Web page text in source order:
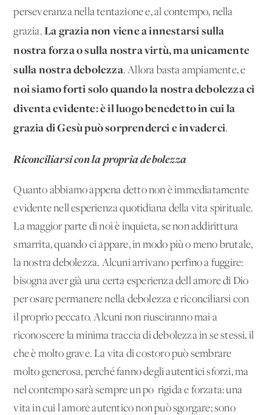
perseveranza nella tentazione e, al contempo, nella
grazia.La grazia non viene a innestarsi sulla
nostra forza o sulla nostra virtù, ma unicamente
sulla nostra debolezza. Allora basta ampiamen­te, e
noi siamo forti solo quando la nostra debolezza ci
diventa evidente: è il luogo benedetto in cui la
grazia di Gesù può sor­prenderci e invaderci.
Riconciliarsi con la propria debolezza
Quanto abbiamo appena detto non è immediatamente
evidente nell'esperienza quotidiana della vita spirituale.
La maggior par­te di noi è inquieta, se non addirittura
smarrita, quando ci ap­pare, in modo più o meno brutale,
la nostra debolezza. Alcuni arrivano perfino a fuggire:
bisogna aver già una certa esperien­za dell'amore di Dio
per osare permanere nella debolezza e ri­conciliarsi con
il proprio peccato. Alcuni non riusciranno mai a
riconoscere la minima traccia di debolezza in se stessi, il
che è molto grave. La vita di costoro può sembrare
molto generosa, perché fanno degli autentici sforzi, ma
nel contempo sarà sem­pre un po' rigida e forzata: una
vita in cui l'amore autentico non può sgorgare; sono